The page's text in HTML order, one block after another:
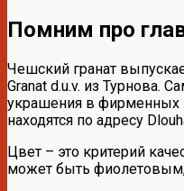
Помним про
Чешский гранат
Granat d.u.v. из Турнова.
украшения в фирменных
находятся по адресу
Цвет – это критерий
может быть